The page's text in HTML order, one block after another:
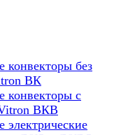
конвекторы без
ВК
конвекторы с
ВКВ
электрические